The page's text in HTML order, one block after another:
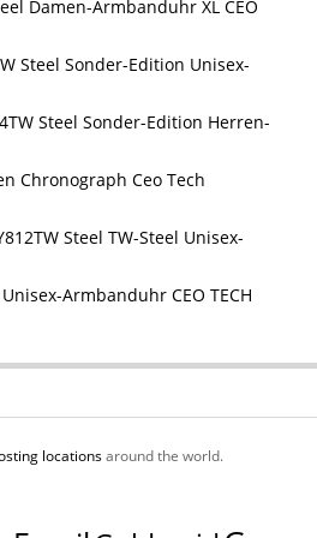
Damen-Armbanduhr XL CEO
Steel Sonder-Edition Unisex-
TW Steel Sonder-Edition Herren-
Chronograph Ceo Tech
TW Steel TW-Steel Unisex-
Armbanduhr CEO TECH
locationsaround the world.